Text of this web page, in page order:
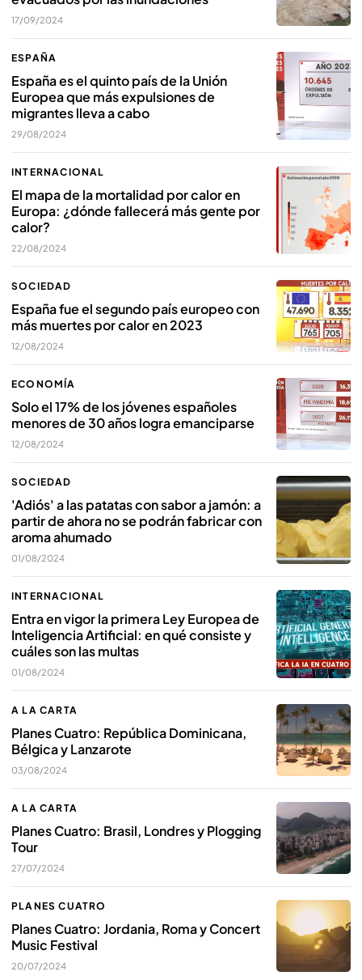
17/09/2024
ESPAÑA
España es el quinto país de la Unión
Europea que más expulsiones de
migrantes lleva a cabo
29/08/2024
INTERNACIONAL
El mapa de la mortalidad por calor en
Europa: ¿dónde fallecerá más gente por
calor?
22/08/2024
SOCIEDAD
España fue el segundo país europeo con
más muertes por calor en 2023
12/08/2024
ECONOMÍA
Solo el 17% de los jóvenes españoles
menores de 30 años logra emanciparse
12/08/2024
SOCIEDAD
'Adiós' a las patatas con sabor a jamón: a
partir de ahora no se podrán fabricar con
aroma ahumado
01/08/2024
INTERNACIONAL
Entra en vigor la primera Ley Europea de
Inteligencia Artificial: en qué consiste y
cuáles son las multas
01/08/2024
A LA CARTA
Planes Cuatro: República Dominicana,
Bélgica y Lanzarote
03/08/2024
A LA CARTA
Planes Cuatro: Brasil, Londres y Plogging
Tour
27/07/2024
PLANES CUATRO
Planes Cuatro: Jordania, Roma y Concert
Music Festival
20/07/2024